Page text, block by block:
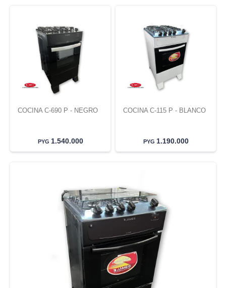
COCINA C-690 P - NEGRO
PYG 1.540.000
COCINA C-115 P - BLANCO
PYG 1.190.000